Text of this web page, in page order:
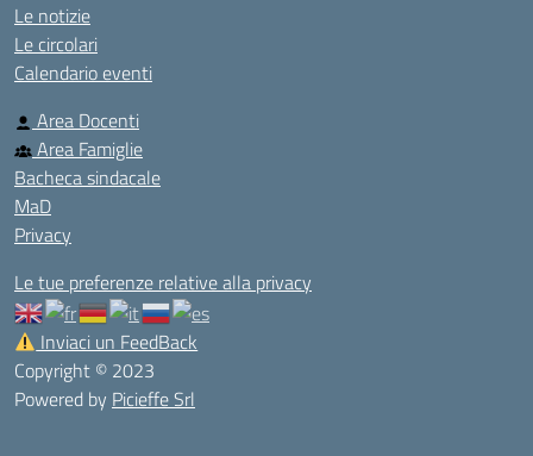
Le notizie
Le circolari
Calendario eventi
Area Docenti
Area Famiglie
Bacheca sindacale
MaD
Privacy
Le tue preferenze relative alla privacy
Inviaci un FeedBack
Copyright © 2023
Powered by Picieffe Srl